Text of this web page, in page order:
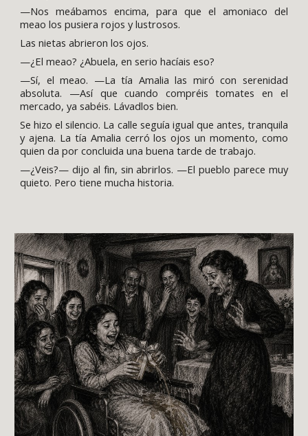
—Nos meábamos encima, para que el amoniaco del
meao los pusiera rojos y lustrosos.
Las nietas abrieron los ojos.
—¿El meao? ¿Abuela, en serio hacíais eso?
—Sí, el meao. —La tía Amalia las miró con serenidad
absoluta. —Así que cuando compréis tomates en el
mercado, ya sabéis. Lávadlos bien.
Se hizo el silencio. La calle seguía igual que antes, tranquila
y ajena. La tía Amalia cerró los ojos un momento, como
quien da por concluida una buena tarde de trabajo.
—¿Veis?— dijo al fin, sin abrirlos. —El pueblo parece muy
quieto. Pero tiene mucha historia.